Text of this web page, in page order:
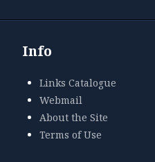
Info
Links Catalogue
Webmail
About the Site
Terms of Use